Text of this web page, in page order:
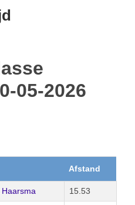
05-2026
Afstand
15.53